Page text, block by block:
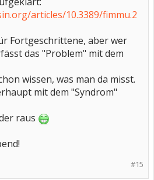
articles/10.3389/fimmu.2
Fortgeschrittene, aber wer
das "Problem" mit dem
wissen, was man da misst.
mit dem "Syndrom"
raus
#15